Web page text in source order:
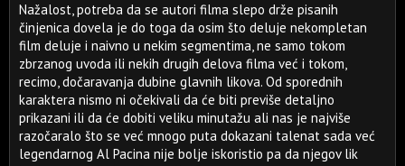
Nažalost, potreba da se autori filma slepo drže pisanih
činjenica dovela je do toga da osim što deluje nekompletan
film deluje i naivno u nekim segmentima, ne samo tokom
zbrzanog uvoda ili nekih drugih delova filma već i tokom,
recimo, dočaravanja dubine glavnih likova. Od sporednih
karaktera nismo ni očekivali da će biti previše detaljno
prikazani ili da će dobiti veliku minutažu ali nas je najviše
razočaralo što se već mnogo puta dokazani talenat sada već
legendarnog Al Pacina nije bolje iskoristio pa da njegov lik